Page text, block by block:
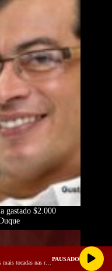
gastado $2.000
Pra Se Emocionar - 1991 - As músicas internacionais mais tocadas nas rádios do Brasil
PAUSADO